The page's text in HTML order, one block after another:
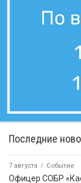
Последние
7 августа Событие
Офицер СОБР